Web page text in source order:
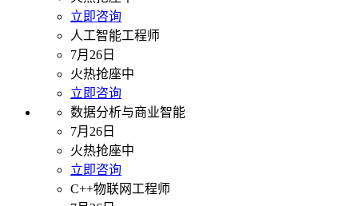
立即咨询
人工智能工程师
7月26日
火热抢座中
立即咨询
数据分析与商业智能
7月26日
火热抢座中
立即咨询
C++物联网工程师